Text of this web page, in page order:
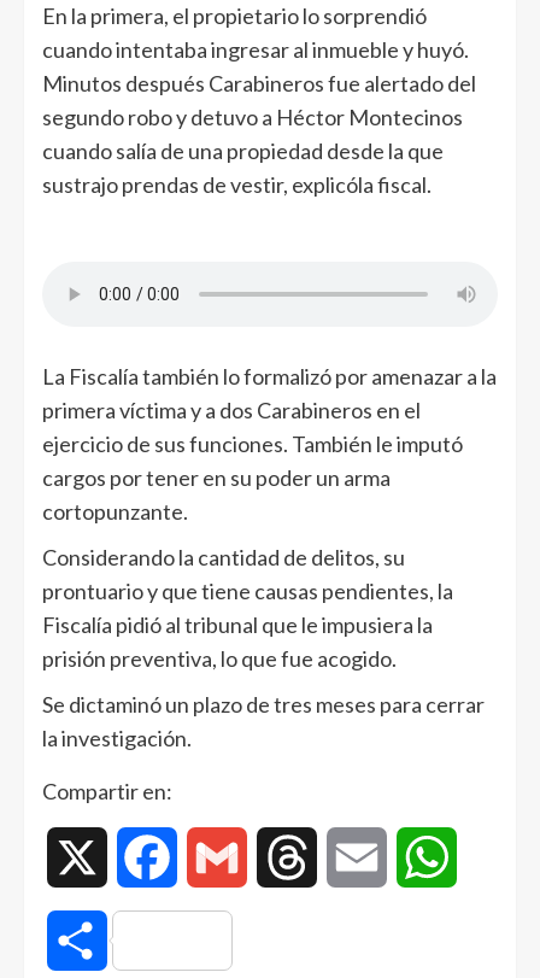
En la primera, el propietario lo sorprendió
cuando intentaba ingresar al inmueble y huyó.
Minutos después Carabineros fue alertado del
segundo robo y detuvo a Héctor Montecinos
cuando salía de una propiedad desde la que
sustrajo prendas de vestir, explicóla fiscal.
La Fiscalía también lo formalizó por amenazar a la
primera víctima y a dos Carabineros en el
ejercicio de sus funciones. También le imputó
cargos por tener en su poder un arma
cortopunzante.
Considerando la cantidad de delitos, su
prontuario y que tiene causas pendientes, la
Fiscalía pidió al tribunal que le impusiera la
prisión preventiva, lo que fue acogido.
Se dictaminó un plazo de tres meses para cerrar
la investigación.
Compartir en:
Facebook Gmail Threads Email
Compartir